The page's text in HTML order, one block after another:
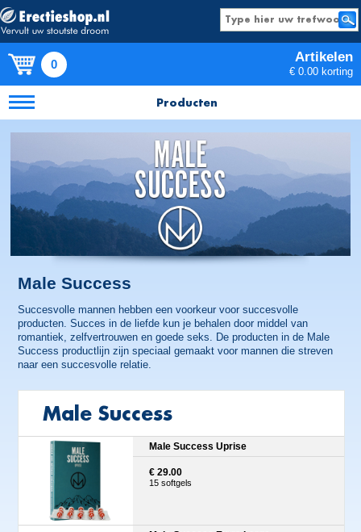
0 Artikelen
€ 0.00 korting
Producten
Male Success
Succesvolle mannen hebben een voorkeur voor succesvolle
producten. Succes in de liefde kun je behalen door middel van
romantiek, zelfvertrouwen en goede seks. De producten in de Male
Success productlijn zijn speciaal gemaakt voor mannen die streven
naar een succesvolle relatie.
Male Success
Male Success Uprise
€ 29.00
15 softgels